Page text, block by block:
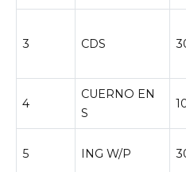
3 CDS
4
CUERNO EN
S
5 ING W/P